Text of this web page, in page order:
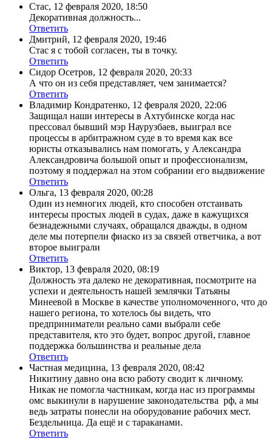
Стас, 12 февраля 2020, 18:50
Декоративная должность...
Ответить
Дмитрий, 12 февраля 2020, 19:46
Стас я с тобой согласен, ты в точку.
Ответить
Сидор Осетров, 12 февраля 2020, 20:33
А что он из себя представляет, чем занимается?
Ответить
Владимир Кондратенко, 12 февраля 2020, 22:06
Защищал наши интересы в Ахтубинске когда нас
прессовал бывший мэр Наурузбаев, выиграл все
процессы в арбитражном суде в то время как все
юристы отказывались нам помогать, у Александра
Александровича большой опыт и профессионализм,
поэтому я поддержал на этом собрании его выдвижение
Ответить
Ольга, 13 февраля 2020, 00:28
Один из немногих людей, кто способен отстаивать
интересы простых людей в судах, даже в кажущихся
безнадежными случаях, обращался дважды, в одном
деле мы потерпели фиаско из за связей ответчика, а вот
второе выиграли
Ответить
Виктор, 13 февраля 2020, 08:19
Должность эта далеко не декоративная, посмотрите на
успехи и деятельность нашей землячки Татьяны
Минеевой в Москве в качестве уполномоченного, что до
нашего региона, то хотелось бы видеть, что
предприниматели реально сами выбрали себе
представителя, кто это будет, вопрос другой, главное
поддержка большинства и реальные дела
Ответить
Частная медицина, 13 февраля 2020, 08:42
Никитину давно она всю работу сводит к личному.
Никак не помогла частникам, когда нас из программы
омс выкинули в нарушение законодательства рф, а мы
ведь затраты понесли на оборудование рабочих мест.
Бездельница. Да ещё и с тараканами.
Ответить